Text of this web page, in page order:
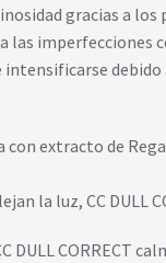
gracias a
imperfecciones
intensificarse
con extracto de
la luz, CC DULL
DULL CORRECT